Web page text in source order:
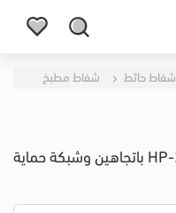
شفاط حائط شفاط مطبخ
شفاط مطبخ هابينيس 30 سم HP-25M باتجاهين وشبكة حماية